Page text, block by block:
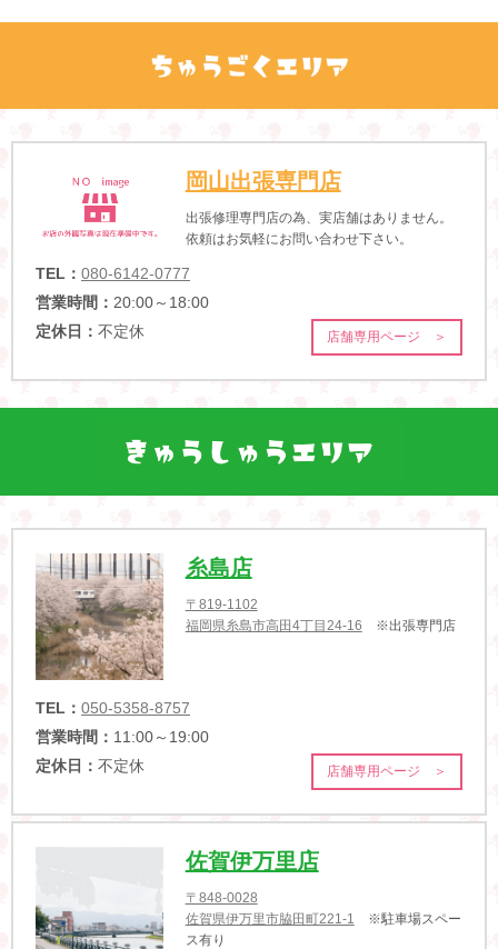
岡山出張専門店
出張修理専門店の為、実店舗はありません。
依頼はお気軽にお問い合わせ下さい。
TEL： 080-6142-0777
営業時間： 20:00～18:00
定休日： 不定休 店舗専用ページ ＞
糸島店
〒819-1102
福岡県糸島市高田4丁目24-16 ※出張専門店
TEL： 050-5358-8757
営業時間： 11:00～19:00
定休日： 不定休 店舗専用ページ ＞
佐賀伊万里店
〒848-0028
佐賀県伊万里市脇田町221-1
※駐車場スペー
ス有り